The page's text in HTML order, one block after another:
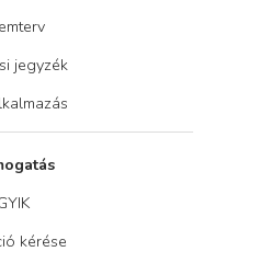
jegyzék
kérése